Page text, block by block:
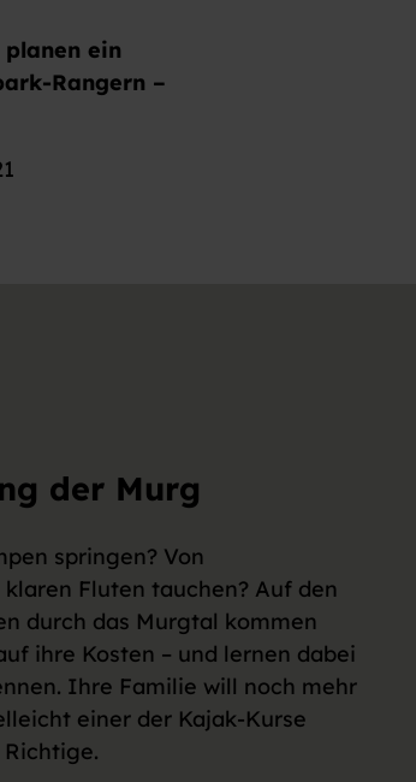
ein
Rangern –
der Murg
springen? Von
Fluten tauchen? Auf den
durch das Murgtal kommen
ihre Kosten – und lernen dabei
Ihre Familie will noch mehr
einer der Kajak-Kurse